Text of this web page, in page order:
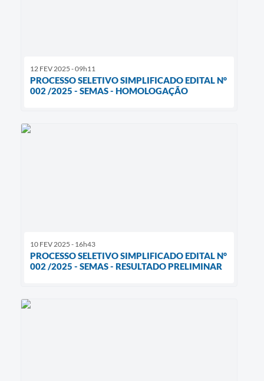
12 FEV 2025 - 09h11
PROCESSO SELETIVO SIMPLIFICADO EDITAL N°
002 /2025 - SEMAS - HOMOLOGAÇÃO
10 FEV 2025 - 16h43
PROCESSO SELETIVO SIMPLIFICADO EDITAL N°
002 /2025 - SEMAS - RESULTADO PRELIMINAR